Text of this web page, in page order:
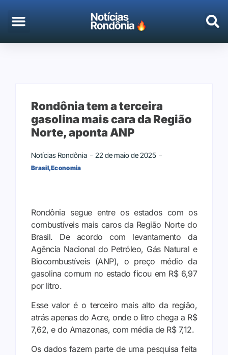
Rondônia tem a terceira
gasolina mais cara da Região
Norte, aponta ANP
Notícias Rondônia 22 de maio de 2025
Brasil,Economia
Rondônia segue entre os estados com os
combustíveis mais caros da Região Norte do
Brasil. De acordo com levantamento da
Agência Nacional do Petróleo, Gás Natural e
Biocombustíveis (ANP), o preço médio da
gasolina comum no estado ficou em R$ 6,97
por litro.
Esse valor é o terceiro mais alto da região,
atrás apenas do Acre, onde o litro chega a R$
7,62, e do Amazonas, com média de R$ 7,12.
Os dados fazem parte de uma pesquisa feita